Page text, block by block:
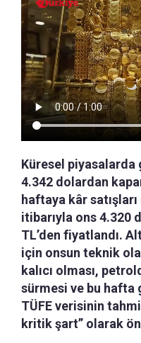
Küresel piyasalarda
4.342 dolardan
haftaya kâr
itibarıyla ons 4.320
TL’den fiyatlandı.
için onsun teknik
kalıcı olması,
sürmesi ve bu hafta
TÜFE verisinin
kritik şart” olarak